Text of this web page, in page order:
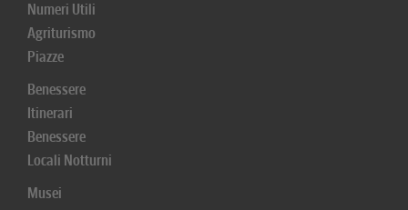
Numeri Utili
Agriturismo
Piazze
Benessere
Itinerari
Benessere
Locali Notturni
Musei